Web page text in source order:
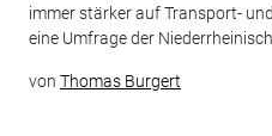
immer stärker auf Transport-
eine Umfrage der
von Thomas Burgert